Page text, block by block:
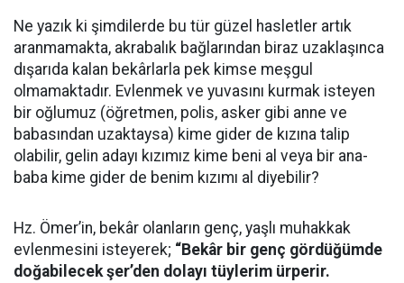
Ne yazık ki şimdilerde bu tür güzel hasletler artık
aranmamakta, akrabalık bağlarından biraz uzaklaşınca
dışarıda kalan bekârlarla pek kimse meşgul
olmamaktadır. Evlenmek ve yuvasını kurmak isteyen
bir oğlumuz (öğretmen, polis, asker gibi anne ve
babasından uzaktaysa) kime gider de kızına talip
olabilir, gelin adayı kızımız kime beni al veya bir ana-
baba kime gider de benim kızımı al diyebilir?
Hz. Ömer’in, bekâr olanların genç, yaşlı muhakkak
evlenmesini isteyerek; “Bekâr bir genç gördüğümde
doğabilecek şer’den dolayı tüylerim ürperir.